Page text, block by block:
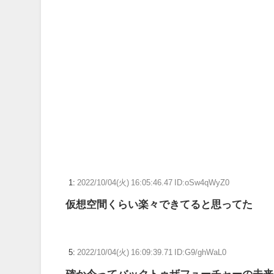
1: 2022/10/04(火) 16:05:46.47 ID:oSw4qWyZ0
仮想空間くらい楽々できてると思ってた
5: 2022/10/04(火) 16:09:39.71 ID:G9/ghWaL0